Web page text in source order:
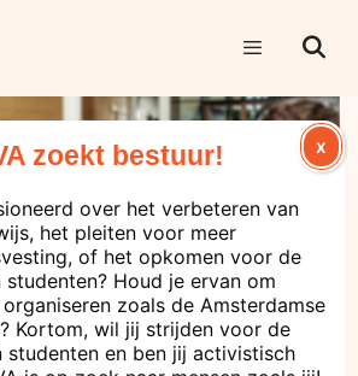
van de Amsterdamse
zoekt bestuur!
over het verbeteren van
het pleiten voor meer
of het opkomen voor de
Houd je ervan om
zoals de Amsterdamse
Kortom, wil jij strijden voor de
studenten en ben jij activistisch
X